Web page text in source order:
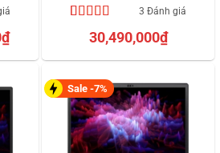
₫ 5.00trên 5
dựa trên
3 Đánh giá
30,490,000₫
Sale -7%